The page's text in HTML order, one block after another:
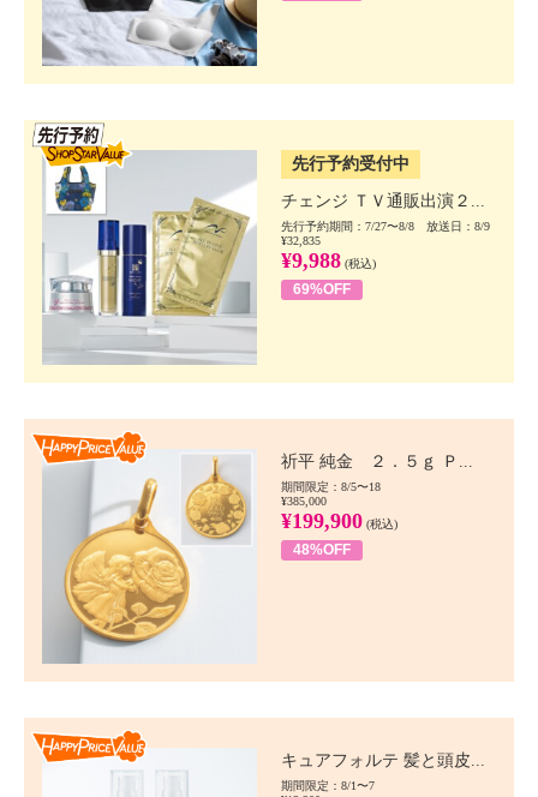
先行予約受付中
チェンジ ＴＶ通販出演２...
先行予約期間：7/27〜8/8 放送日：8/9
¥32,835
¥9,988 (税込)
69%OFF
祈平 純金 ２．５ｇ Ｐ...
期間限定：8/5〜18
¥385,000
¥199,900 (税込)
48%OFF
キュアフォルテ 髪と頭皮...
期間限定：8/1〜7